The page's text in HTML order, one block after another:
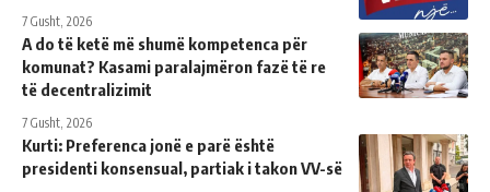
7 Gusht, 2026
A do të ketë më shumë kompetenca për
komunat? Kasami paralajmëron fazë të re
të decentralizimit
7 Gusht, 2026
Kurti: Preferenca jonë e parë është
presidenti konsensual, partiak i takon VV-së